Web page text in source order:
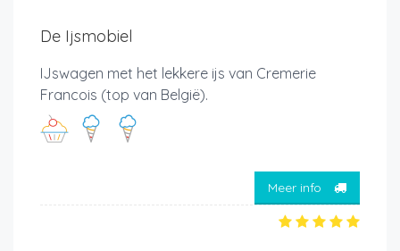
De Ijsmobiel
IJswagen met het lekkere ijs van Cremerie
Francois (top van België).
Meer info